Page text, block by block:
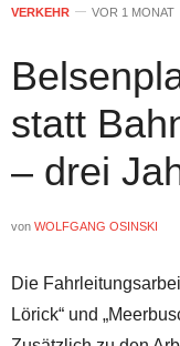
VERKEHR VOR 1 MONAT
statt
– drei
von WOLFGANG OSINSKI
Die
Lörick“ und